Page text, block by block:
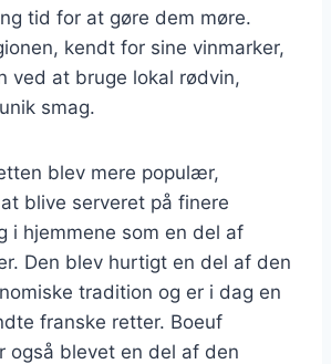
tid for at gøre dem møre.
kendt for sine vinmarker,
ved at bruge lokal rødvin,
smag.
blev mere populær,
blive serveret på finere
i hjemmene som en del af
Den blev hurtigt en del af den
tradition og er i dag en
franske retter. Boeuf
også blevet en del af den